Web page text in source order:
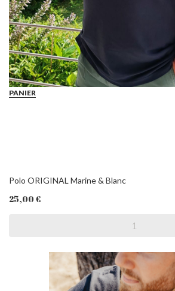
PANIER
Polo ORIGINAL Marine & Blanc
25,00 €